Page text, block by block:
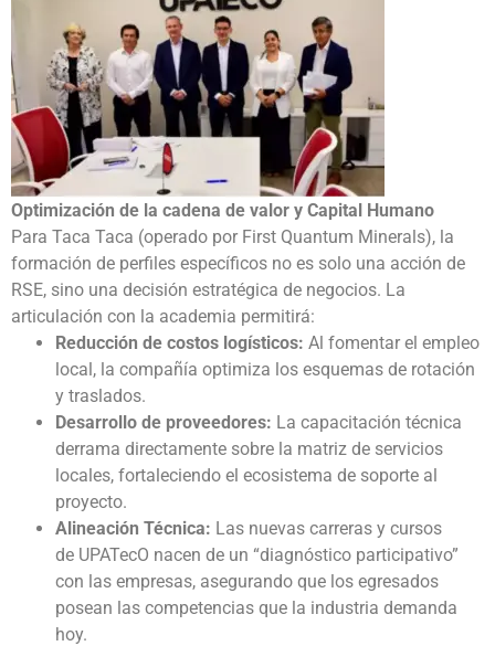
Optimización de la cadena de valor y Capital Humano
Para Taca Taca (operado por First Quantum Minerals), la
formación de perfiles específicos no es solo una acción de
RSE, sino una decisión estratégica de negocios. La
articulación con la academia permitirá:
Reducción de costos logísticos: Al fomentar el empleo
local, la compañía optimiza los esquemas de rotación
y traslados.
Desarrollo de proveedores: La capacitación técnica
derrama directamente sobre la matriz de servicios
locales, fortaleciendo el ecosistema de soporte al
proyecto.
Alineación Técnica: Las nuevas carreras y cursos
de UPATecO nacen de un “diagnóstico participativo”
con las empresas, asegurando que los egresados
posean las competencias que la industria demanda
hoy.